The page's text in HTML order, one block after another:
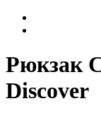
Рюкзак
Discover